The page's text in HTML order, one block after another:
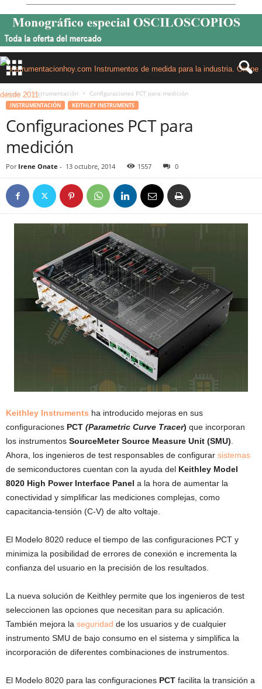
Inicio Instrumentación Configuraciones PCT para medición
INSTRUMENTACIÓN KEITHLEY INSTRUMENTS
Configuraciones PCT para
medición
Por Irene Onate - 13 octubre, 2014 1557 0
Keithley Instruments ha introducido mejoras en sus
configuraciones PCT (Parametric Curve Tracer) que incorporan
los instrumentos SourceMeter Source Measure Unit (SMU)
Ahora, los ingenieros de test responsables de configurar sistemas
de semiconductores cuentan con la ayuda del Keithley Model
8020 High Power Interface Panel a la hora de aumentar la
conectividad y simplificar las mediciones complejas, como
capacitancia-tensión (C-V) de alto voltaje.
El Modelo 8020 reduce el tiempo de las configuraciones PCT y
minimiza la posibilidad de errores de conexión e incrementa la
confianza del usuario en la precisión de los resultados.
La nueva solución de Keithley permite que los ingenieros de test
seleccionen las opciones que necesitan para su aplicación.
También mejora la seguridad de los usuarios y de cualquier
instrumento SMU de bajo consumo en el sistema y simplifica la
incorporación de diferentes combinaciones de instrumentos.
El Modelo 8020 para las configuraciones PCT facilita la transición a